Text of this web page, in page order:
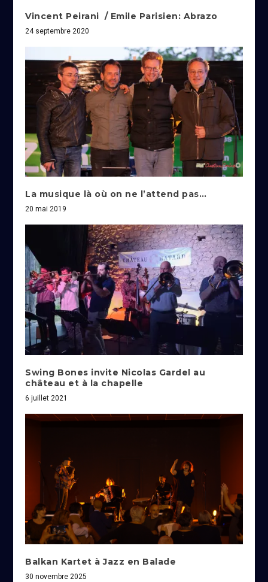
Vincent Peirani / Emile Parisien: Abrazo
24 septembre 2020
La musique là où on ne l’attend pas…
20 mai 2019
Swing Bones invite Nicolas Gardel au
château et à la chapelle
6 juillet 2021
Balkan Kartet à Jazz en Balade
30 novembre 2025